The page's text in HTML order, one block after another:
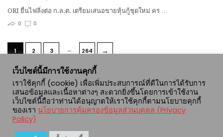
ORI ยื่นไฟลิ่งต่อ ก.ล.ต. เตรียมเสนอขายหุ้นกู้ชุดใหม่ คร …
0
0
1 2 3 … 264 →
เว็บไซต์นี้มีการใช้งานคุกกี้
เราใช้คุกกี้ (cookie) เพื่อเพิ่มประสบการณ์ที่ดีในการได้รับการ
เสนอข้อมูลและเนื้อหาต่างๆ สะดวกยิ่งขึ้นโดยการเข้าใช้งาน
เว็บไซต์นี้ถือว่าท่านได้อนุญาตให้เราใช้คุกกี้ตามนโยบายคุกกี้
ของเรา นโยบายการคุ้มครองข้อมูลส่วนบุคคล (Privacy
Policy)